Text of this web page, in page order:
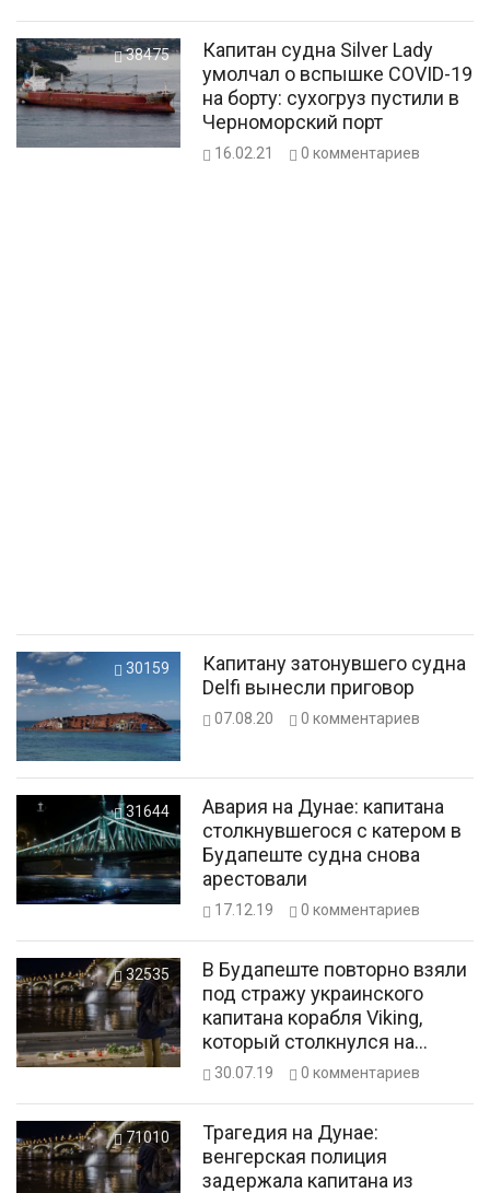
38475
Капитан судна Silver Lady
умолчал о вспышке COVID-19
на борту: сухогруз пустили в
Черноморский порт
16.02.21 0 комментариев
30159
Капитану затонувшего судна
Delfi вынесли приговор
07.08.20 0 комментариев
31644
Авария на Дунае: капитана
столкнувшегося с катером в
Будапеште судна снова
арестовали
17.12.19 0 комментариев
32535
В Будапеште повторно взяли
под стражу украинского
капитана корабля Viking,
который столкнулся на
Дунае с прогулочным
30.07.19 0 комментариев
71010
Трагедия на Дунае:
венгерская полиция
задержала капитана из